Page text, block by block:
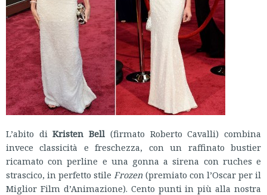
L’abito diKristen Bell (firmato Roberto Cavalli) combina
invece classicità e freschezza, con un raffinato bustier
ricamato con perline e una gonna a sirena con ruches e
strascico, in perfetto stile Frozen(premiato con l’Oscar per il
Miglior Film d’Animazione). Cento punti in più alla nostra